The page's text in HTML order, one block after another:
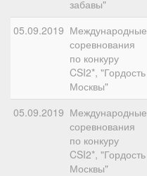
забавы"
05.09.2019 Международные
соревнования
по конкуру
CSI2*, "Гордость
Москвы"
05.09.2019 Международные
соревнования
по конкуру
CSI2*, "Гордость
Москвы"